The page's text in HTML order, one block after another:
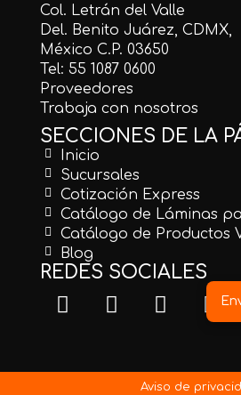
Col. Letrán del Valle
Del. Benito Juárez, CDMX,
México C.P. 03650
Tel: 55 1087 0600
Proveedores
Trabaja con nosotros
SECCIONES DE LA
Inicio
Sucursales
Cotización Express
Catálogo de Láminas
Catálogo de Productos
Blog
REDES SOCIALES
Aviso de